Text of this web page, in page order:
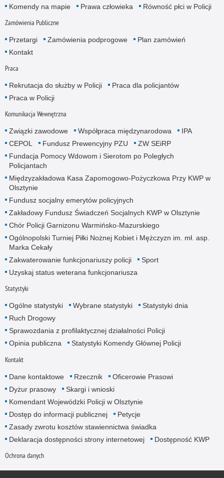
Komendy na mapie
Prawa człowieka Równość płci w Policji
Zamówienia Publiczne
Przetargi Zamówienia podprogowe
Plan zamówień
Kontakt
Praca
Rekrutacja do służby w Policji
Praca dla policjantów
Praca w Policji
Komunikacja Wewnętrzna
Związki zawodowe Współpraca międzynarodowa
IPA
CEPOL
Fundusz Prewencyjny PZU
ZW SEiRP
Fundacja Pomocy Wdowom i Sierotom po Poległych
Policjantach
Międzyzakładowa Kasa Zapomogowo-Pożyczkowa Przy KWP w
Olsztynie
Fundusz socjalny emerytów policyjnych
Zakładowy Fundusz Świadczeń Socjalnych KWP w Olsztynie
Chór Policji Garnizonu Warmińsko-Mazurskiego
Ogólnopolski Turniej Piłki Nożnej Kobiet i Mężczyzn im. mł. asp.
Marka Cekały
Zakwaterowanie funkcjonariuszy policji
Sport
Uzyskaj status weterana funkcjonariusza
Statystyki
Ogólne statystyki Wybrane statystyki
Statystyki dnia
Ruch Drogowy
Sprawozdania z profilaktycznej działalności Policji
Opinia publiczna
Statystyki Komendy Głównej Policji
Kontakt
Dane kontaktowe Rzecznik
Oficerowie Prasowi
Dyżur prasowy
Skargi i wnioski
Komendant Wojewódzki Policji w Olsztynie
Dostęp do informacji publicznej
Petycje
Zasady zwrotu kosztów stawiennictwa świadka
Deklaracja dostępności strony internetowej
Dostępność KWP
Ochrona danych